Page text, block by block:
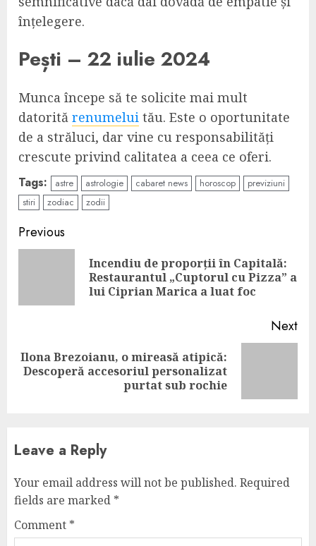
înțelegere.
Pești – 22 iulie 2024
Munca începe să te solicite mai mult
datorită renumelui tău. Este o oportunitate
de a străluci, dar vine cu responsabilități
crescute privind calitatea a ceea ce oferi.
Tags: astre astrologie cabaret news horoscop
previziuni
stiri
zodiac zodii
Continue
Reading
Previous
Incendiu de proporții în Capitală:
Restaurantul „Cuptorul cu Pizza” a
lui Ciprian Marica a luat foc
Next
Next
Ilona Brezoianu, o mireasă atipică:
Descoperă accesoriul personalizat
purtat sub rochie
Leave a Reply
Your email address will not be published. Required
fields are marked *
Comment *